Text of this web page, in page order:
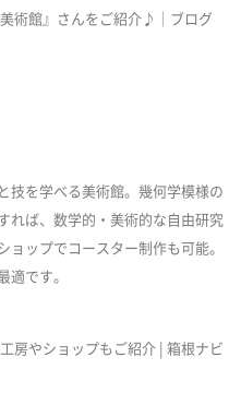
技を学べる美術館。幾何学模様の
れば、数学的・美術的な自由研究
ョップでコースター制作も可能。
適です。